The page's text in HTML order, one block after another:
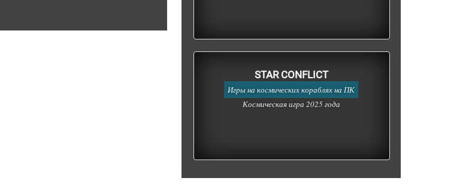
STAR CONFLICT
Игры на космических кораблях на ПК
Космическая игра 2025 года